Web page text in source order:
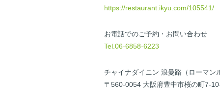
https://restaurant.ikyu.com/105541/
お電話でのご予約・お問い合わせ
Tel.06-6858-6223
チャイナダイニン 浪曼路（ローマン
〒560-0054 大阪府豊中市桜の町7-